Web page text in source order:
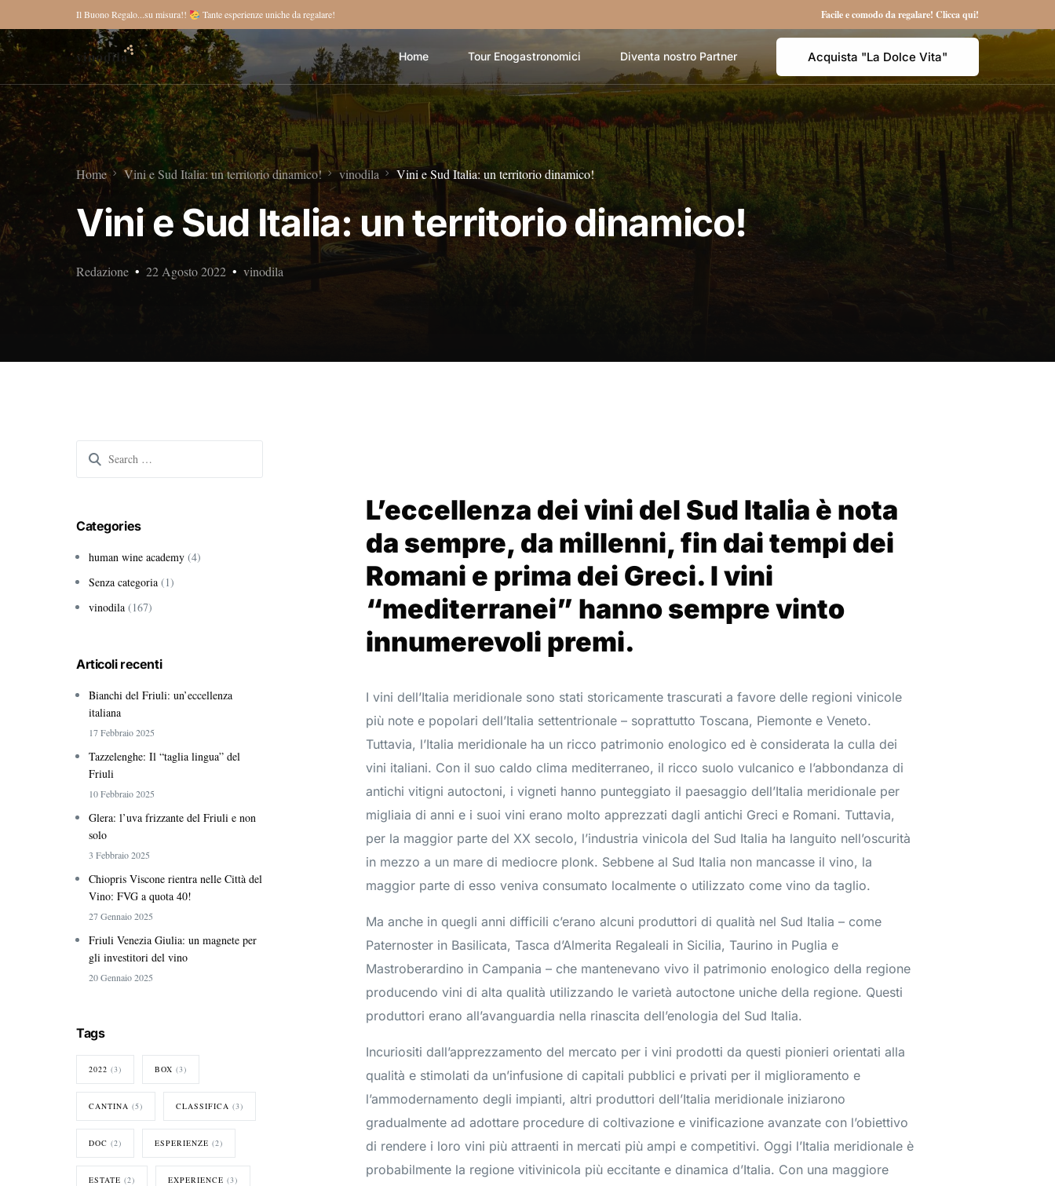
Il Buono Regalo...su misura!! Tante esperienze uniche da regalare! Facile e comodo da regalare! Clicca qui!
Home Tour Enogastronomici Diventa nostro Partner Acquista "La Dolce Vita"
Home Vini e Sud Italia: un territorio dinamico! vinodila Vini e Sud Italia: un territorio dinamico!
Vini e Sud Italia: un territorio dinamico!
Redazione 22 Agosto 2022 vinodila
L’eccellenza dei vini del Sud Italia è nota
da sempre, da millenni, fin dai tempi dei
Romani e prima dei Greci. I vini
“mediterranei” hanno sempre vinto
innumerevoli premi.
I vini dell’Italia meridionale sono stati storicamente trascurati a favore delle regioni vinicole
più note e popolari dell’Italia settentrionale – soprattutto Toscana, Piemonte e Veneto.
Tuttavia, l’Italia meridionale ha un ricco patrimonio enologico ed è considerata la culla dei
vini italiani. Con il suo caldo clima mediterraneo, il ricco suolo vulcanico e l’abbondanza di
antichi vitigni autoctoni, i vigneti hanno punteggiato il paesaggio dell’Italia meridionale per
migliaia di anni e i suoi vini erano molto apprezzati dagli antichi Greci e Romani. Tuttavia,
per la maggior parte del XX secolo, l’industria vinicola del Sud Italia ha languito nell’oscurità
in mezzo a un mare di mediocre plonk. Sebbene al Sud Italia non mancasse il vino, la
maggior parte di esso veniva consumato localmente o utilizzato come vino da taglio.
Ma anche in quegli anni difficili c’erano alcuni produttori di qualità nel Sud Italia – come
Paternoster in Basilicata, Tasca d’Almerita Regaleali in Sicilia, Taurino in Puglia e
Mastroberardino in Campania – che mantenevano vivo il patrimonio enologico della regione
producendo vini di alta qualità utilizzando le varietà autoctone uniche della regione. Questi
produttori erano all’avanguardia nella rinascita dell’enologia del Sud Italia.
Incuriositi dall’apprezzamento del mercato per i vini prodotti da questi pionieri orientati alla
qualità e stimolati da un’infusione di capitali pubblici e privati per il miglioramento e
l’ammodernamento degli impianti, altri produttori dell’Italia meridionale iniziarono
gradualmente ad adottare procedure di coltivazione e vinificazione avanzate con l’obiettivo
di rendere i loro vini più attraenti in mercati più ampi e competitivi. Oggi l’Italia meridionale è
probabilmente la regione vitivinicola più eccitante e dinamica d’Italia. Con una maggiore
Search
for:
Categories
human wine academy (4)
Senza categoria (1)
vinodila (167)
Articoli recenti
Bianchi del Friuli: un’eccellenza
italiana
17 Febbraio 2025
Tazzelenghe: Il “taglia lingua” del
Friuli
10 Febbraio 2025
Glera: l’uva frizzante del Friuli e non
solo
3 Febbraio 2025
Chiopris Viscone rientra nelle Città del
Vino: FVG a quota 40!
27 Gennaio 2025
Friuli Venezia Giulia: un magnete per
gli investitori del vino
20 Gennaio 2025
Tags
2022 (3) BOX (3)
CANTINA (5) CLASSIFICA (3)
DOC (2) ESPERIENZE (2)
ESTATE (2) EXPERIENCE (3)